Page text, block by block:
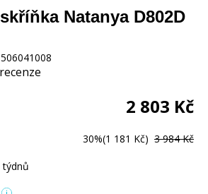
Natanya D802D
2 803 Kč
30%(1 181 Kč) 3 984 Kč
týdnů